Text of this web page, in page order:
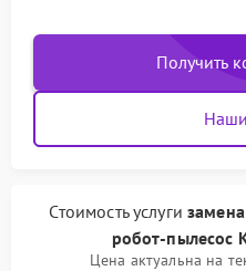
Получить
Стоимость услуги
робот-пылесос
Цена актуальна на